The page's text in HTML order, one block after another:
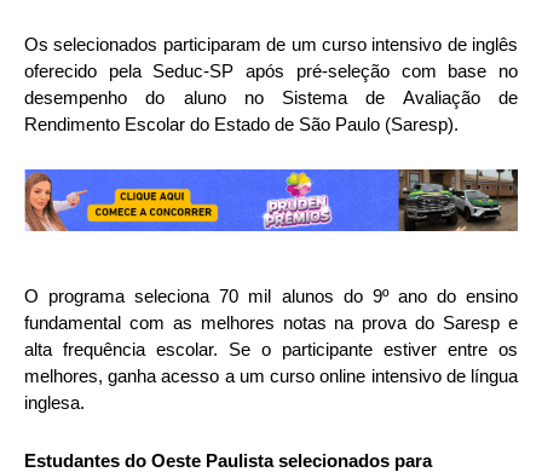
Os selecionados participaram de um curso intensivo de inglês
oferecido pela Seduc-SP após pré-seleção com base no
desempenho do aluno no Sistema de Avaliação de
Rendimento Escolar do Estado de São Paulo (Saresp).
O programa seleciona 70 mil alunos do 9º ano do ensino
fundamental com as melhores notas na prova do Saresp e
alta frequência escolar. Se o participante estiver entre os
melhores, ganha acesso a um curso online intensivo de língua
inglesa.
Estudantes do Oeste Paulista selecionados para